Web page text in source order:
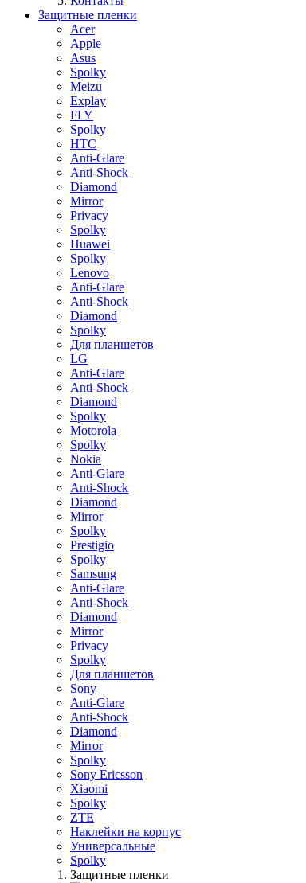
Защитные пленки
Acer
Apple
Asus
Spolky
Meizu
Explay
FLY
Spolky
HTC
Anti-Glare
Anti-Shock
Diamond
Mirror
Privacy
Spolky
Huawei
Spolky
Lenovo
Anti-Glare
Anti-Shock
Diamond
Spolky
Для планшетов
LG
Anti-Glare
Anti-Shock
Diamond
Spolky
Motorola
Spolky
Nokia
Anti-Glare
Anti-Shock
Diamond
Mirror
Spolky
Prestigio
Spolky
Samsung
Anti-Glare
Anti-Shock
Diamond
Mirror
Privacy
Spolky
Для планшетов
Sony
Anti-Glare
Anti-Shock
Diamond
Mirror
Spolky
Sony Ericsson
Xiaomi
Spolky
ZTE
Наклейки на корпус
Универсальные
Spolky
Защитные пленки